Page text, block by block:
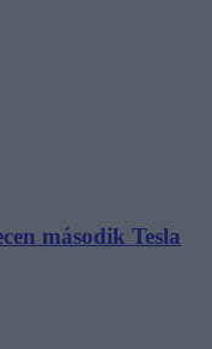
második Tesla